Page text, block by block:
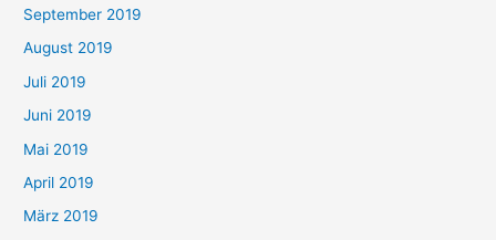
September 2019
August 2019
Juli 2019
Juni 2019
Mai 2019
April 2019
März 2019